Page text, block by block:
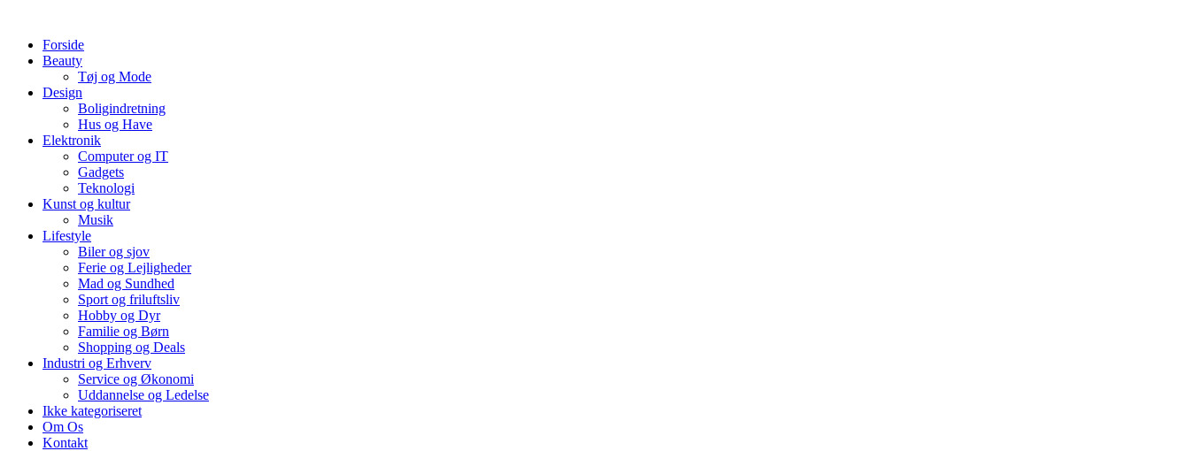
indholdForside
Beauty
Tøj og Mode
Design
Boligindretning
Hus og Have
Elektronik
Computer og IT
Gadgets
Teknologi
Kunst og kultur
Musik
Lifestyle
Biler og sjov
Ferie og Lejligheder
Mad og Sundhed
Sport og friluftsliv
Hobby og Dyr
Familie og Børn
Shopping og Deals
Industri og Erhverv
Service og Økonomi
Uddannelse og Ledelse
Ikke kategoriseret
Om Os
Kontakt